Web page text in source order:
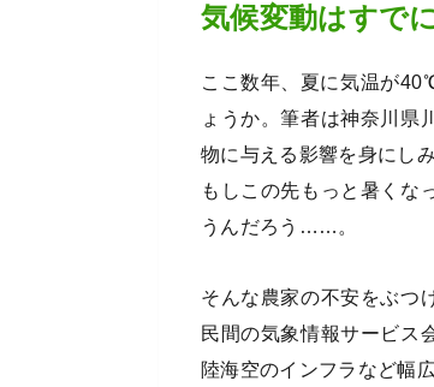
気候変動はすで
ここ数年、夏に気温が
ょうか。筆者は神奈川県
物に与える影響を身にし
もしこの先もっと暑くな
うんだろう……。
そんな農家の不安をぶつ
民間の気象情報サービス
陸海空のインフラなど幅